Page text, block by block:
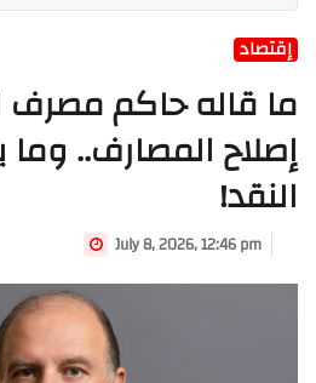
إقتصاد
ما قاله حاكم مصرف
إصلاح المصارف..
النقد!
July 8, 2026, 12:46 pm